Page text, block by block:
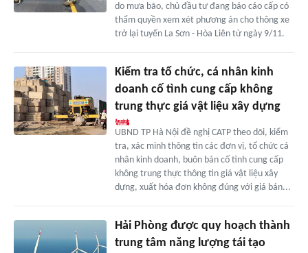
do mưa bão, chủ đầu tư đang báo cáo cấp có
thẩm quyền xem xét phương án cho thông xe
trở lại tuyến La Sơn - Hòa Liên từ ngày 9/11.
Kiểm tra tổ chức, cá nhân kinh
doanh cố tình cung cấp không
trung thực giá vật liệu xây dựng
UBND TP Hà Nội đề nghị CATP theo dõi, kiểm
tra, xác minh thông tin các đơn vị, tổ chức cá
nhân kinh doanh, buôn bán cố tình cung cấp
không trung thực thông tin giá vật liệu xây
dựng, xuất hóa đơn không đúng với giá bán...
Hải Phòng được quy hoạch thành
trung tâm năng lượng tái tạo